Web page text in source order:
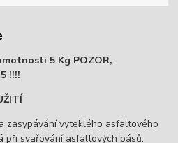
5 Kg POZOR,
!!!!
zasypávání vyteklého asfaltového
při svařování asfaltových pásů.